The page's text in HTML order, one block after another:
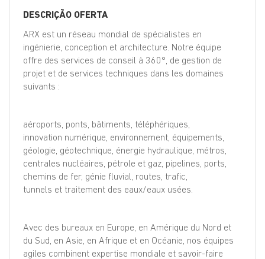
FR
IT
ES
DESCRIÇÃO OFERTA
ARX est un réseau mondial de spécialistes en
ingénierie, conception et architecture. Notre équipe
offre des services de conseil à 360°, de gestion de
projet et de services techniques dans les domaines
suivants :
aéroports, ponts, bâtiments, téléphériques,
innovation numérique, environnement, équipements,
géologie, géotechnique, énergie hydraulique, métros,
centrales nucléaires, pétrole et gaz, pipelines, ports,
chemins de fer, génie fluvial, routes, trafic,
tunnels et traitement des eaux/eaux usées.
Avec des bureaux en Europe, en Amérique du Nord et
du Sud, en Asie, en Afrique et en Océanie, nos équipes
agiles combinent expertise mondiale et savoir-faire